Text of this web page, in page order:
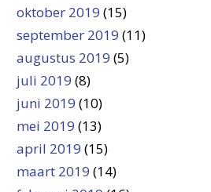
oktober 2019 (15)
september 2019 (11)
augustus 2019 (5)
juli 2019 (8)
juni 2019 (10)
mei 2019 (13)
april 2019 (15)
maart 2019 (14)